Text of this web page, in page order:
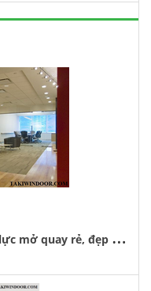
B
áo giá thi công cửa kính cường lực mở quay rẻ, đẹp tại hà nội